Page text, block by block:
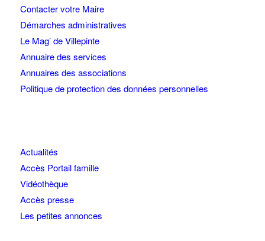
Contacter votre Maire
Démarches administratives
Le Mag’ de Villepinte
Annuaire des services
Annuaires des associations
Politique de protection des données personnelles
Actualités
Accès Portail famille
Vidéothèque
Accès presse
Les petites annonces